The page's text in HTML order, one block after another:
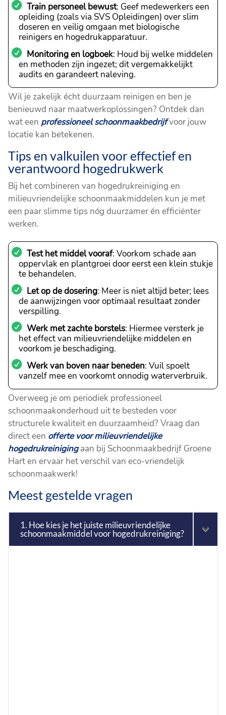
Train personeel bewust: Geef medewerkers een
opleiding (zoals via SVS Opleidingen) over slim
doseren en veilig omgaan met biologische
reinigers en hogedrukapparatuur.
Monitoring en logboek: Houd bij welke middelen
en methoden zijn ingezet; dit vergemakkelijkt
audits en garandeert naleving.
Wil je zakelijk écht duurzaam reinigen en ben je
benieuwd naar maatwerkoplossingen? Ontdek dan
wat een professioneel schoonmaakbedrijfvoor jouw
locatie kan betekenen.
Tips en valkuilen voor effectief en
verantwoord hogedrukwerk
Bij het combineren van hogedrukreiniging en
milieuvriendelijke schoonmaakmiddelen kun je met
een paar slimme tips nóg duurzamer én efficiënter
werken.
Test het middel vooraf: Voorkom schade aan
oppervlak en plantgroei door eerst een klein stukje
te behandelen.
Let op de dosering: Meer is niet altijd beter; lees
de aanwijzingen voor optimaal resultaat zonder
verspilling.
Werk met zachte borstels: Hiermee versterk je
het effect van milieuvriendelijke middelen en
voorkom je beschadiging.
Werk van boven naar beneden: Vuil spoelt
vanzelf mee en voorkomt onnodig waterverbruik.
Overweeg je om periodiek professioneel
schoonmaakonderhoud uit te besteden voor
structurele kwaliteit en duurzaamheid? Vraag dan
direct een offerte voor milieuvriendelijke
hogedrukreinigingaan bij Schoonmaakbedrijf Groene
Hart en ervaar het verschil van eco-vriendelijk
schoonmaakwerk!
Meest gestelde vragen
1. Hoe kies je het juiste milieuvriendelijke
schoonmaakmiddel voor hogedrukreiniging?